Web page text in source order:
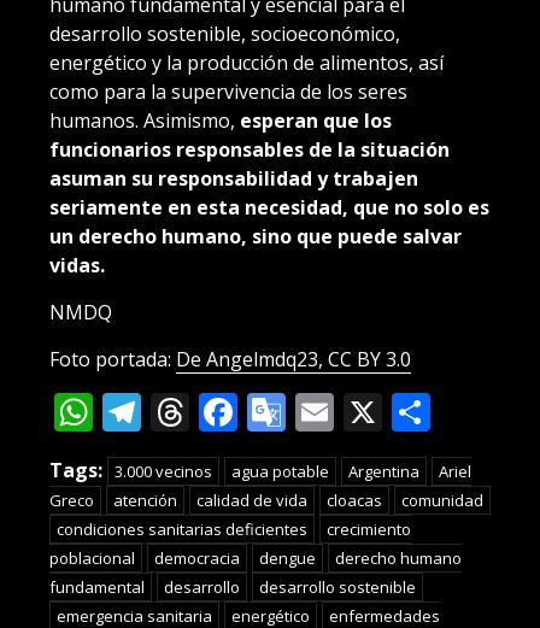
desarrollo sostenible, socioeconómico,
energético y la producción de alimentos, así
como para la supervivencia de los seres
humanos. Asimismo, esperan que los
funcionarios responsables de la situación
asuman su responsabilidad y trabajen
seriamente en esta necesidad, que no solo es
un derecho humano, sino que puede salvar
vidas.
NMDQ
Foto portada: De Angelmdq23, CC BY 3.0
WhatsApp
Telegram
Threads
Facebook
Google
Translate
Email
X
Tags: 3.000 vecinos agua potable Argentina
Ariel
Greco
atención calidad de vida cloacas
comunidad
condiciones sanitarias deficientes
crecimiento
poblacional
democracia dengue
derecho humano
fundamental
desarrollo
desarrollo sostenible
emergencia sanitaria
energético
enfermedades